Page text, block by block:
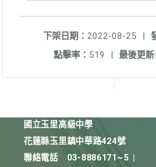
下架日期： 2022-08-25
|
最後更新
點擊率： 519 |
國立玉里高級中學
花蓮縣玉里鎮中華路424號
聯絡電話
03-8886171~5